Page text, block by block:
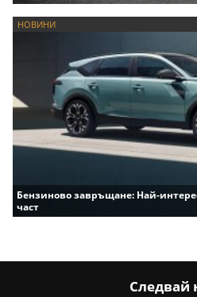
НОВИНИ
Бензиново завръщане: Най-
част
Следвай